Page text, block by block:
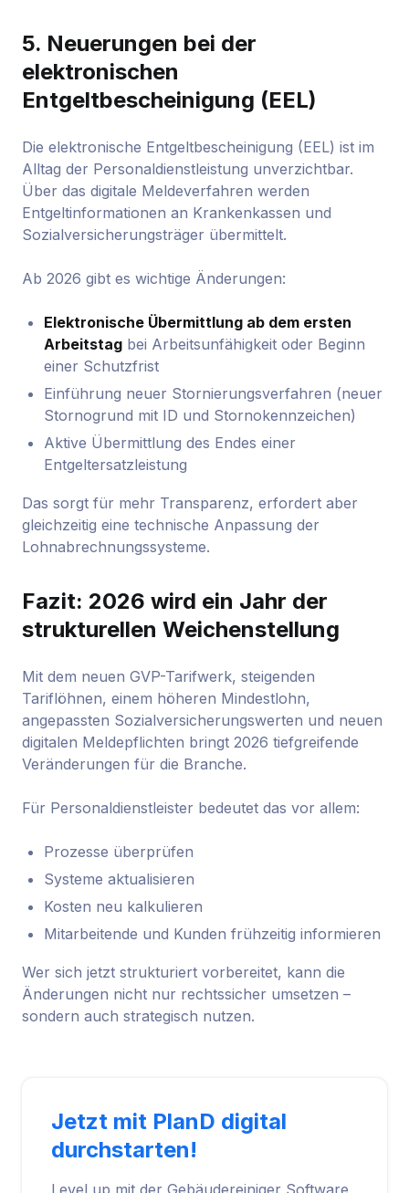
5. Neuerungen bei der
elektronischen
Entgeltbescheinigung (EEL)
Die elektronische Entgeltbescheinigung (EEL) ist im
Alltag der Personaldienstleistung unverzichtbar.
Über das digitale Meldeverfahren werden
Entgeltinformationen an Krankenkassen und
Sozialversicherungsträger übermittelt.
Ab 2026 gibt es wichtige Änderungen:
Elektronische Übermittlung ab dem ersten
Arbeitstag bei Arbeitsunfähigkeit oder Beginn
einer Schutzfrist
Einführung neuer Stornierungsverfahren (neuer
Stornogrund mit ID und Stornokennzeichen)
Aktive Übermittlung des Endes einer
Entgeltersatzleistung
Das sorgt für mehr Transparenz, erfordert aber
gleichzeitig eine technische Anpassung der
Lohnabrechnungssysteme.
Fazit: 2026 wird ein Jahr der
strukturellen Weichenstellung
Mit dem neuen GVP-Tarifwerk, steigenden
Tariflöhnen, einem höheren Mindestlohn,
angepassten Sozialversicherungswerten und neuen
digitalen Meldepflichten bringt 2026 tiefgreifende
Veränderungen für die Branche.
Für Personaldienstleister bedeutet das vor allem:
Prozesse überprüfen
Systeme aktualisieren
Kosten neu kalkulieren
Mitarbeitende und Kunden frühzeitig informieren
Wer sich jetzt strukturiert vorbereitet, kann die
Änderungen nicht nur rechtssicher umsetzen –
sondern auch strategisch nutzen.
Jetzt mit PlanD digital
durchstarten!